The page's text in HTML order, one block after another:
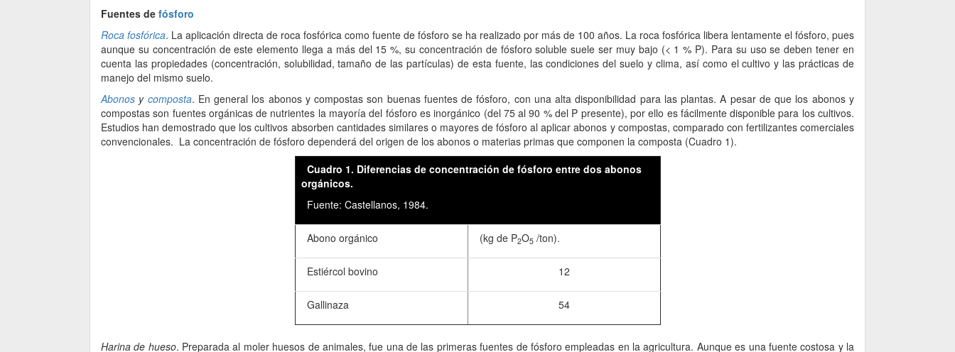
Fuentes de fósforo
Roca fosfórica. La aplicación directa de roca fosfórica como fuente de fósforo se ha realizado por más de 100 años. La roca fosfórica libera lentamente el fósforo, pues
aunque su concentración de este elemento llega a más del 15 %, su concentración de fósforo soluble suele ser muy bajo (< 1 % P). Para su uso se deben tener en
cuenta las propiedades (concentración, solubilidad, tamaño de las partículas) de esta fuente, las condiciones del suelo y clima, así como el cultivo y las prácticas de
manejo del mismo suelo.
Abonos y composta. En general los abonos y compostas son buenas fuentes de fósforo, con una alta disponibilidad para las plantas. A pesar de que los abonos y
compostas son fuentes orgánicas de nutrientes la mayoría del fósforo es inorgánico (del 75 al 90 % del P presente), por ello es fácilmente disponible para los cultivos.
Estudios han demostrado que los cultivos absorben cantidades similares o mayores de fósforo al aplicar abonos y compostas, comparado con fertilizantes comerciales
convencionales. La concentración de fósforo dependerá del origen de los abonos o materias primas que componen la composta (Cuadro 1).
Cuadro 1. Diferencias de concentración de fósforo entre dos abonos
orgánicos.
Fuente: Castellanos, 1984.
Abono orgánico (kg de P2O5/ton).
Estiércol bovino 12
Gallinaza 54
Harina de hueso. Preparada al moler huesos de animales, fue una de las primeras fuentes de fósforo empleadas en la agricultura. Aunque es una fuente costosa y la